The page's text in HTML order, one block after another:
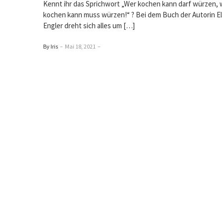
Kennt ihr das Sprichwort „Wer kochen kann darf würzen,
kochen kann muss würzen!“ ? Bei dem Buch der Autorin
Engler dreht sich alles um […]
By Iris – Mai 18, 2021 –